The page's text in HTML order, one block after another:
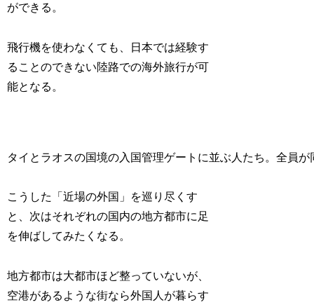
ができる。
飛行機を使わなくても、日本では経験す
ることのできない陸路での海外旅行が可
能となる。
タイとラオスの国境の入国管理ゲートに並ぶ人たち。全員
こうした「近場の外国」を巡り尽くす
と、次はそれぞれの国内の地方都市に足
を伸ばしてみたくなる。
地方都市は大都市ほど整っていないが、
空港があるような街なら外国人が暮らす